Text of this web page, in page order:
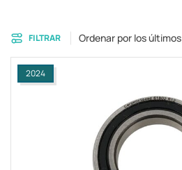
FILTRAR Ordenar por los últimos
2024